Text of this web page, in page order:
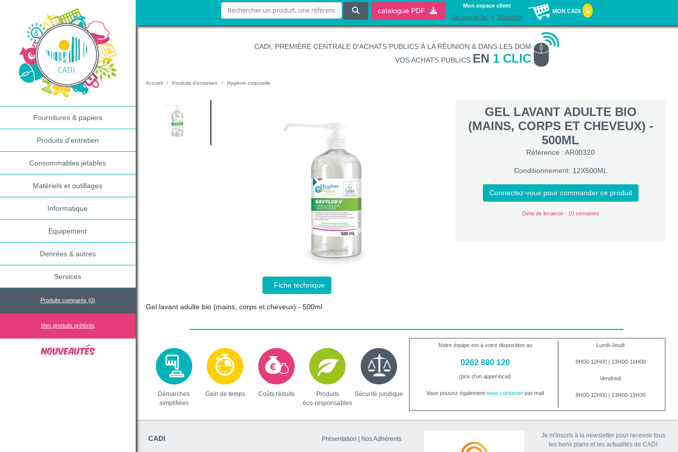
Fournitures & papiers
Produits d'entretien
Consommables jetables
Matériels et outillages
Informatique
Equipement
Denrées & autres
Services
Produits comparés (0)
Mes produits préférés
catalogue PDF
Mon espace client
Se connecter S'inscrire
MON CADI 0
CADI, PREMIÈRE CENTRALE D'ACHATS PUBLICS À LA RÉUNION & DANS LES DOM
VOS ACHATS PUBLICS EN 1 CLIC
Accueil Produits d'entretien Hygiène corporelle
Fiche technique
Gel lavant adulte bio (mains, corps et cheveux) - 500ml
GEL LAVANT ADULTE BIO
(MAINS, CORPS ET CHEVEUX) -
500ML
Référence : AR00320
Conditionnement: 12X500ML
Connectez-vous pour commander ce produit
Délai de livraison : 10 semaines
Démarches
simplifiées
Gain de temps Coûts réduits
Produits
éco-responsables
Sécurité juridique
Notre équipe est à votre disposition au
0262 800 120
(prix d'un appel local)
Vous pouvez égalementnous contacter par mail
Lundi-Jeudi
8H00-12H00 | 13H00-16H00
Vendredi
8H00-12H00 | 13H00-15H30
CADI Présentation Nos Adhérents
Je m'inscris à la newsletter pour recevoir tous
les bons plans et les actualités de CADI